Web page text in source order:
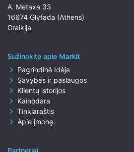
A. Metaxa 33
16674 Glyfada (Athens)
Graikija
Sužinokite apie Markit
Pagrindinė Idėja
Savybės ir paslaugos
Klientų istorijos
Kainodara
Tinklaraštis
Apie įmonę
Partneriai